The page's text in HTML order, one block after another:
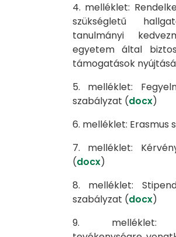
4. melléklet:
szükségletű
tanulmányi
egyetem által
támogatások
5. melléklet:
szabályzat (docx)
6. melléklet: Erasmus
7. melléklet:
(docx)
8. melléklet:
szabályzat (docx)
9. melléklet: